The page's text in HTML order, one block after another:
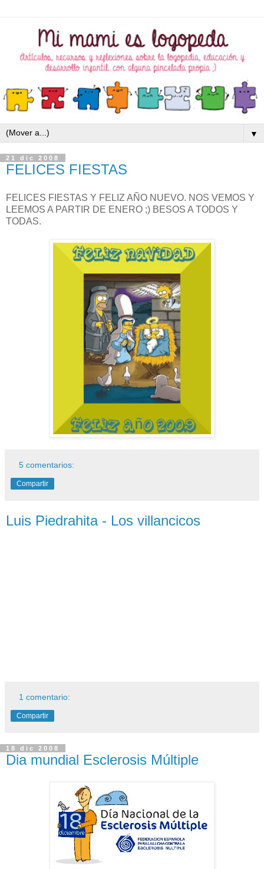
▼
21 dic 2008
FELICES FIESTAS
FELICES FIESTAS Y FELIZ AÑO NUEVO. NOS VEMOS Y
LEEMOS A PARTIR DE ENERO ;) BESOS A TODOS Y
TODAS.
5 comentarios:
Compartir
Luis Piedrahita - Los villancicos
1 comentario:
Compartir
18 dic 2008
Dia mundial Esclerosis Múltiple